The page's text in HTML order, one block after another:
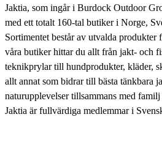
Jaktia, som ingår i Burdock Outdoor
med ett totalt 160-tal butiker i Norge,
Sortimentet består av utvalda produkter
våra butiker hittar du allt från jakt- och
teknikprylar till hundprodukter, kläder,
allt annat som bidrar till bästa tänkbara
naturupplevelser tillsammans med familj
Jaktia är fullvärdiga medlemmar i